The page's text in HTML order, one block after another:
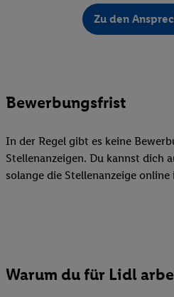
Zu den
Bewerbungsfrist
In der Regel gibt es keine
Stellenanzeigen. Du kannst dich
solange die Stellenanzeige online
Warum du für Lidl